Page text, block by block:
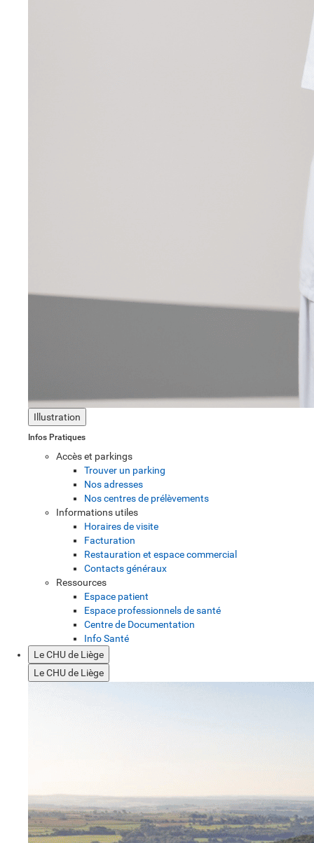
Illustration
Infos Pratiques
Accès et parkings
Trouver un parking
Nos adresses
Nos centres de prélèvements
Informations utiles
Horaires de visite
Facturation
Restauration et espace commercial
Contacts généraux
Ressources
Espace patient
Espace professionnels de santé
Centre de Documentation
Info Santé
Le CHU de Liège
Le CHU de Liège